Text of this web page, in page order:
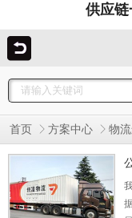
供应
首页 方案中心 物